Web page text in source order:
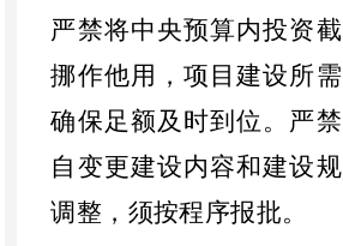
严禁将中央预算内投资
挪作他用，项目建设所
确保足额及时到位。严
自变更建设内容和建设
调整，须按程序报批。